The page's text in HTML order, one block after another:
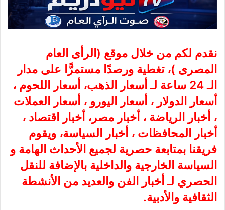
نقدم لكم من خلال موقع ( الرأى العام
المصرى )، تغطية ورصدًا مستمرًّا على مدار
الـ 24 ساعة لـ أسعار الذهب، أسعار اللحوم ،
أسعار الدولار ، أسعار اليورو ، أسعار العملات
، أخبار الرياضة ، أخبار مصر، أخبار اقتصاد ،
أخبار المحافظات ، أخبار السياسة، ويقوم
فريقنا بمتابعة حصرية لجميع الأحداث الهامة و
السياسة الخارجية والداخلية بالإضافة للنقل
الحصري لـ أخبار الفن والعديد من الأنشطة
الثقافية والأدبية.